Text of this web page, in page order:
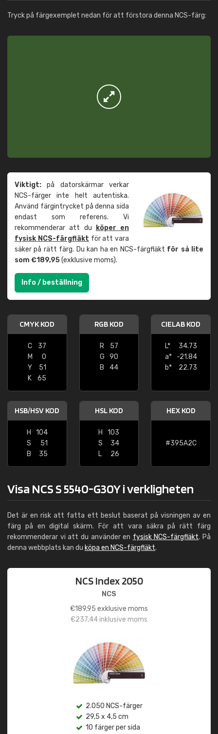
Tryck på färgexemplet nedan för att förstora denna NCS-färg:
Viktigt: på datorskärmar verkar
NCS-färger inte helt autentiska.
Använd färgintrycket på denna sida
endast som referens. Vi
rekommenderar att du
köper en
fysisk NCS-färgfläkt för att vara
säker på rätt färg. Du kan ha en NCS-färgfläkt för så lite
som €189,95(exklusive moms).
Info / beställning
CMYK KOD
C
37
M
0
Y
51
K
65
RGB KOD
R
57
G
90
B
44
CIELAB KOD
L*
34.73
a*
-21.84
b*
22.73
HSB/HSV KOD
H
104
S
51
B
35
HSL KOD
H
103
S
34
L
26
HEX KOD
#395A2C
Visa NCS S 5540-G30Y i verkligheten
Det är en risk att fatta ett beslut baserat på visningen av en
färg på en digital skärm. För att vara säkra på rätt färg
rekommenderar vi att du använder en fysisk NCS-färgfläkt. På
denna webbplats kan du köpa en NCS-färgfläkt.
NCS Index 2050
NCS
€189,95 exklusive moms
€237,44inklusive moms
2.050 NCS-färger
29,5 x 4,5 cm
10 färger per sida